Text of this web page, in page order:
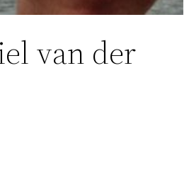
van der